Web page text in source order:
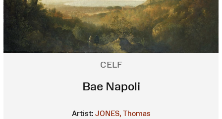
CELF
Bae Napoli
Artist: JONES, Thomas